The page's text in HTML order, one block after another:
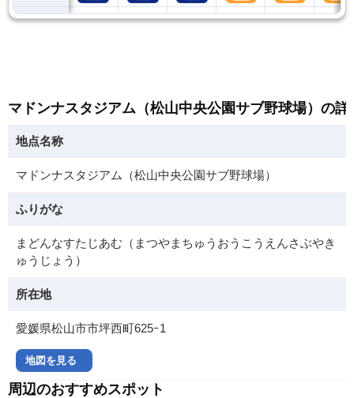
マドンナスタジアム（松山中央公園サブ野球場）の詳
地点名称
マドンナスタジアム（松山中央公園サブ野球場）
ふりがな
まどんなすたじあむ（まつやまちゅうおうこうえんさぶやき
ゅうじょう）
所在地
愛媛県松山市市坪西町625ｰ1
地図を見る
周辺のおすすめスポット